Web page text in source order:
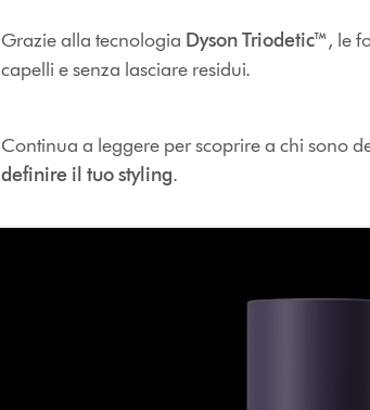
Grazie alla tecnologia Dyson Triodetic™, le
capelli e senza lasciare residui.
Continua a leggere per scoprire a chi sono
definire il tuo styling.